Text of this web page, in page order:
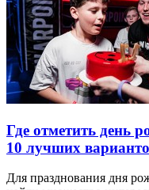
Где отметить день
10 лучших
Для празднования дня